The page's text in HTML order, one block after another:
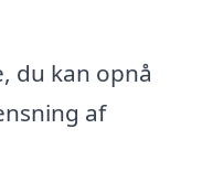
du kan opnå
af